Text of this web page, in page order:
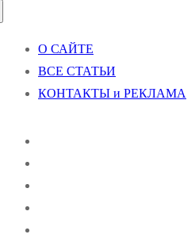
О САЙТЕ
ВСЕ СТАТЬИ
КОНТАКТЫ и РЕКЛАМА